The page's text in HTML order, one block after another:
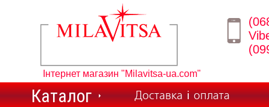
Інтернет магазин "Milavitsa-ua.com"
Каталог Доставка і оплата